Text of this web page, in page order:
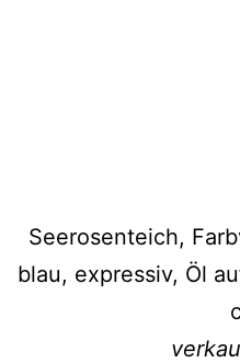
Seerosenteich,
blau, expressiv, Öl